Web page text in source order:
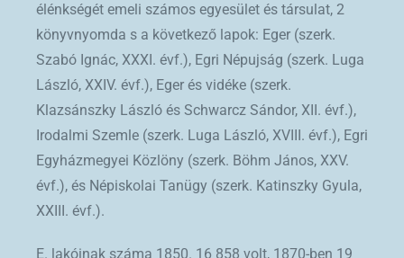
élénkségét emeli számos egyesület és társulat, 2
könyvnyomda s a következő lapok: Eger (szerk.
Szabó Ignác, XXXI. évf.), Egri Népujság (szerk. Luga
László, XXIV. évf.), Eger és vidéke (szerk.
Klazsánszky László és Schwarcz Sándor, XII. évf.),
Irodalmi Szemle (szerk. Luga László, XVIII. évf.), Egri
Egyházmegyei Közlöny (szerk. Böhm János, XXV.
évf.), és Népiskolai Tanügy (szerk. Katinszky Gyula,
XXIII. évf.).
E. lakóinak száma 1850. 16 858 volt, 1870-ben 19